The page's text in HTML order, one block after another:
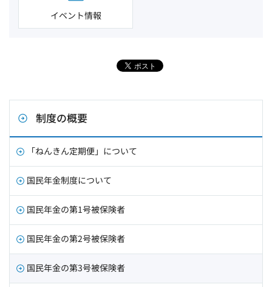
イベント情報
制度の概要
「ねんきん定期便」について
国民年金制度について
国民年金の第1号被保険者
国民年金の第2号被保険者
国民年金の第3号被保険者